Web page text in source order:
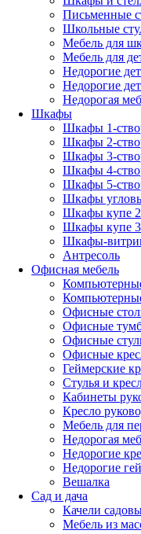
Письменные
Школьные
Мебель для
Мебель для
Недорогие
Недорогие
Недорогая
Шкафы
Шкафы 1-
Шкафы 2-
Шкафы 3-
Шкафы 4-
Шкафы 5-
Шкафы
Шкафы купе
Шкафы купе
Шкафы-
Антресоль
Офисная мебель
Офисные
Офисные
Офисные
Офисные
Геймерские
Стулья и
Кабинеты
Кресло
Мебель для
Недорогая
Недорогие
Недорогие
Вешалка
Сад и дача
Качели
Мебель из